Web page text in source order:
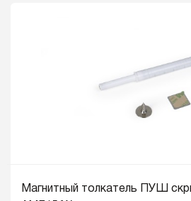
Магнитный толкатель ПУШ